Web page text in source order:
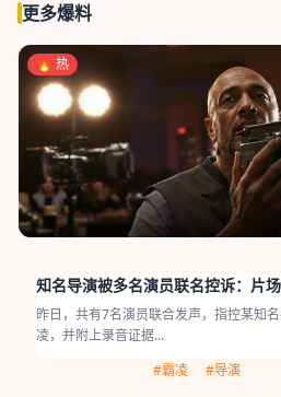
更多爆料
🔥 热
知名导演被多名演员联名控诉：片
昨日，共有7名演员联合发声，指控某知
凌，并附上录音证据...
#霸凌
#导演